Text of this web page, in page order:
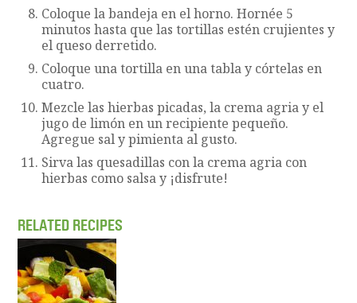
Coloque la bandeja en el horno. Hornée 5
minutos hasta que las tortillas estén crujientes y
el queso derretido.
Coloque una tortilla en una tabla y córtelas en
cuatro.
Mezcle las hierbas picadas, la crema agria y el
jugo de limón en un recipiente pequeño.
Agregue sal y pimienta al gusto.
Sirva las quesadillas con la crema agria con
hierbas como salsa y ¡disfrute!
RELATED RECIPES